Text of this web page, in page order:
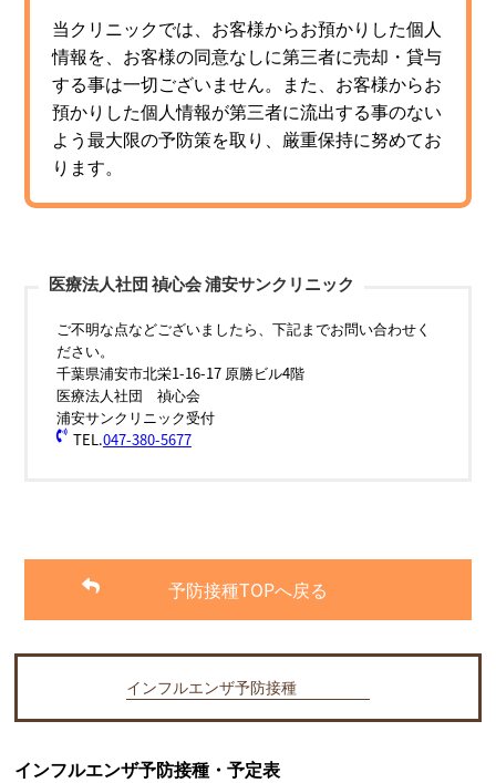
当クリニックでは、お客様からお預かりした個人
情報を、お客様の同意なしに第三者に売却・貸与
する事は一切ございません。また、お客様からお
預かりした個人情報が第三者に流出する事のない
よう最大限の予防策を取り、厳重保持に努めてお
ります。
医療法人社団 禎心会 浦安サンクリニック
ご不明な点などございましたら、下記までお問い合わせく
ださい。
千葉県浦安市北栄1-16-17 原勝ビル4階
医療法人社団 禎心会
浦安サンクリニック受付
TEL.047-380-5677
予防接種TOPへ戻る
インフルエンザ予防接種
インフルエンザ予防接種・予定表